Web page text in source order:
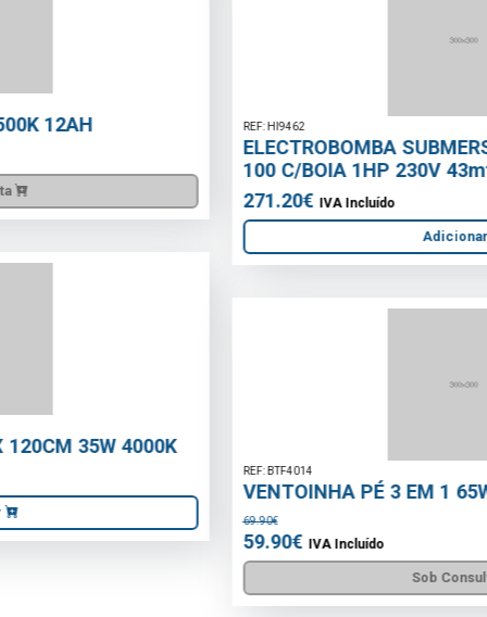
REF: HI9462
ELECTROBOMBA SUBMERSIVEL INOX KISON-
100 C/BOIA 1HP 230V 43mts
271.20€
VENTOINHA PÉ 3 EM 1 65W BELTAX
59.90€IVA Incluído